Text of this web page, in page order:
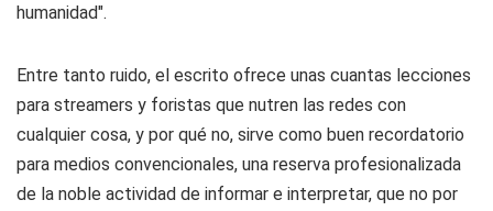
humanidad".
Entre tanto ruido, el escrito ofrece unas cuantas lecciones
para streamers y foristas que nutren las redes con
cualquier cosa, y por qué no, sirve como buen recordatorio
para medios convencionales, una reserva profesionalizada
de la noble actividad de informar e interpretar, que no por